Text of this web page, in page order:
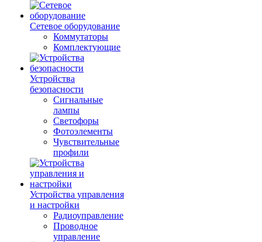
Сетевое оборудование
Коммутаторы
Комплектующие
Устройства
безопасности
Сигнальные
лампы
Светофоры
Фотоэлементы
Чувствительные
профили
Устройства управления
и настройки
Радиоуправление
Проводное
управление